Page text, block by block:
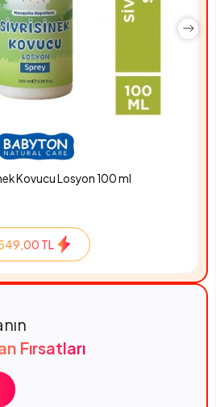
Kovucu Losyon 100 ml
TL
Fırsatları